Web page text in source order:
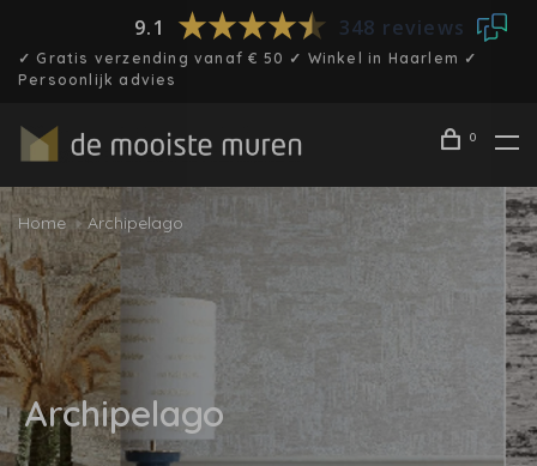
9.1 348 reviews
✓ Gratis verzending vanaf € 50 ✓ Winkel in Haarlem ✓
Persoonlijk advies
0
Home Archipelago
Archipelago